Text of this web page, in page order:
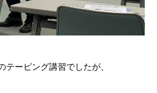
ーピング講習でしたが、